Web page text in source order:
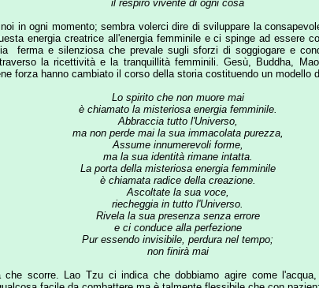
è chiamato la misteriosa energia femminile.
Abbraccia tutto l'Universo,
ma non perde mai la sua immacolata purezza,
Assume innumerevoli forme,
ma la sua identità rimane intatta.
La porta della misteriosa energia femminile
Ascoltate la sua voce,
riecheggia in tutto l'Universo.
Rivela la sua presenza senza errore
e ci conduce alla perfezione
Pur essendo invisibile, perdura nel tempo;
non finirà mai
Lao Tzu ci indica che dobbiamo agire come l'acqua, usare un
facile da combattere ma è talmente flessibile che con pazienza entrerà
lasso di tempo la qualità inflessibile dell'acqua trionferà. L'acqua è
vincere la durezza: è l'elemento più vicino all'essere come il Tao.
di essere modesti e restare umili come il mare che
il mare assimileremo in maniera naturale la saggezza della pacifica
la durezza. Vivere con l'energia creatrice significa esistere nella
l'esistenza come una serie di eventi ad andamento lineare ma se si
di comunicare in maniera naturale aumentando il sapere e le